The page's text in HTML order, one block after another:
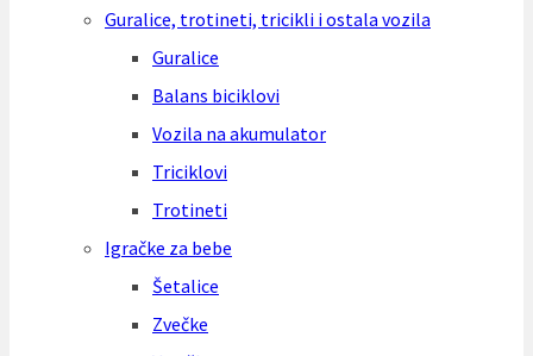
Guralice, trotineti, tricikli i ostala vozila
Guralice
Balans biciklovi
Vozila na akumulator
Triciklovi
Trotineti
Igračke za bebe
Šetalice
Zvečke